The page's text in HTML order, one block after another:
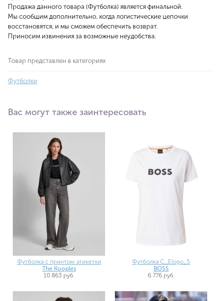
Продажа данного товара (Футболка) является финальной.
Мы сообщим дополнительно, когда логистические цепочки
восстановятся, и мы сможем обеспечить возврат.
Приносим извинения за возможные неудобства.
Товар представлен в категориях
Футболки
Вас могут также заинтересовать
Футболка с принтом этикетки
The Kooples
10 863 руб.
Футболка C_Elogo_5
BOSS
6 776 руб.